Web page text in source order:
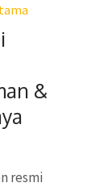
&
resmi